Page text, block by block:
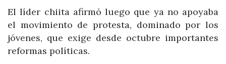
El líder chiita afirmó luego que ya no apoyaba
el movimiento de protesta, dominado por los
jóvenes, que exige desde octubre importantes
reformas políticas.